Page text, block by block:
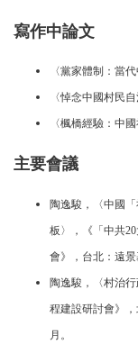
寫作中論文
〈黨家體制：當
〈悼念中國村民
〈楓橋經驗：中
主要會議
陶逸駿，〈中國
板〉，《「中共
會》，台北：遠景
陶逸駿，〈村治
程建設研討會》
月。